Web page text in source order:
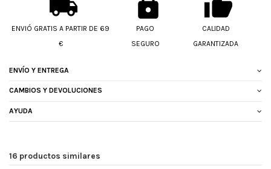
ENVIÓ GRATIS A PARTIR DE 69
€
PAGO
SEGURO
CALIDAD
GARANTIZADA
ENVÍO Y ENTREGA
CAMBIOS Y DEVOLUCIONES
AYUDA
16 productos similares